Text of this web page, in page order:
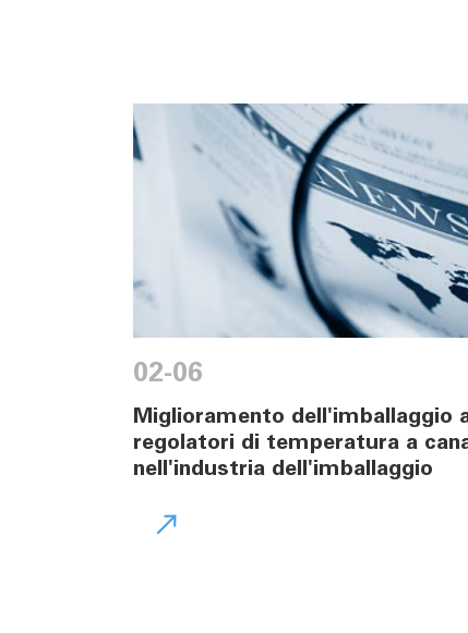
02-06
Miglioramento dell'imballaggio
regolatori di temperatura a
nell'industria dell'imballaggio
